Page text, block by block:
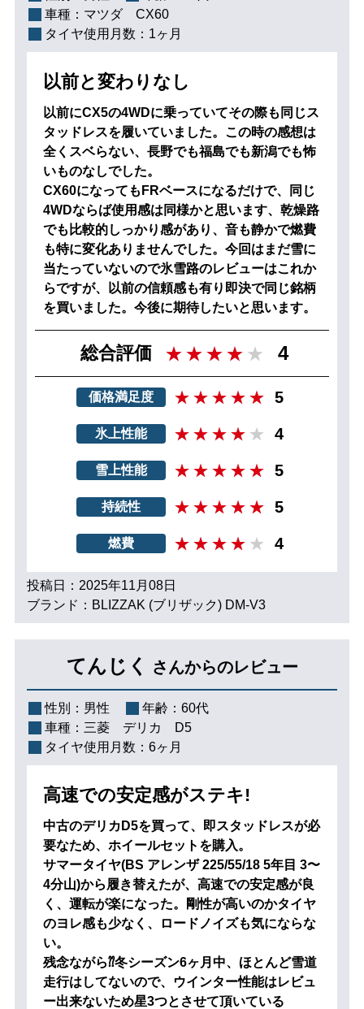
車種： マツダ CX60
タイヤ使用月数： 1ヶ月
以前と変わりなし
以前にCX5の4WDに乗っていてその際も同じス
タッドレスを履いていました。この時の感想は
全くスベらない、長野でも福島でも新潟でも怖
いものなしでした。
CX60になってもFRベースになるだけで、同じ
4WDならば使用感は同様かと思います、乾燥路
でも比較的しっかり感があり、音も静かで燃費
も特に変化ありませんでした。今回はまだ雪に
当たっていないので氷雪路のレビューはこれか
らですが、以前の信頼感も有り即決で同じ銘柄
を買いました。今後に期待したいと思います。
総合評価 4
価格満足度 5
氷上性能 4
雪上性能 5
持続性 5
燃費 4
投稿日：2025年11月08日
ブランド：BLIZZAK (ブリザック) DM-V3
てんじく さんからのレビュー
性別： 男性 年齢： 60代
車種： 三菱 デリカ D5
タイヤ使用月数： 6ヶ月
高速での安定感がステキ!
中古のデリカD5を買って、即スタッドレスが必
要なため、ホイールセットを購入。
サマータイヤ(BS アレンザ 225/55/18 5年目 3〜
4分山)から履き替えたが、高速での安定感が良
く、運転が楽になった。剛性が高いのかタイヤ
のヨレ感も少なく、ロードノイズも気にならな
い。
残念ながら⁇冬シーズン6ヶ月中、ほとんど雪道
走行はしてないので、ウインター性能はレビュ
ー出来ないため星3つとさせて頂いている